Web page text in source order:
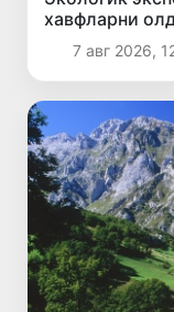
хавфларни
айланади
7 авг 2026,